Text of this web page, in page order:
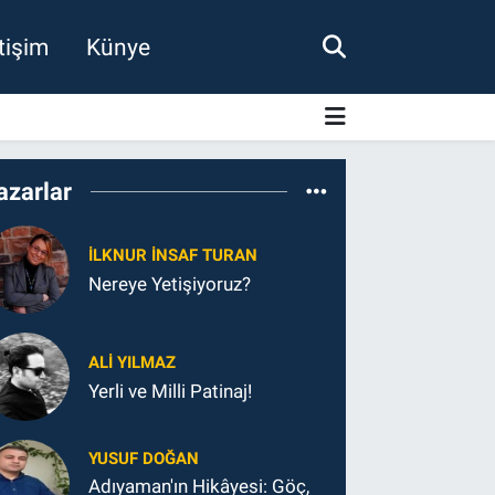
Künye
İLKNUR İNSAF TURAN
Nereye Yetişiyoruz?
ALI YILMAZ
Yerli ve Milli Patinaj!
YUSUF DOĞAN
Adıyaman'ın Hikâyesi: Göç,